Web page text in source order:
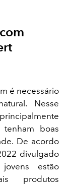
é necessário
Nesse
boas
De acordo
divulgado
estão
produtos